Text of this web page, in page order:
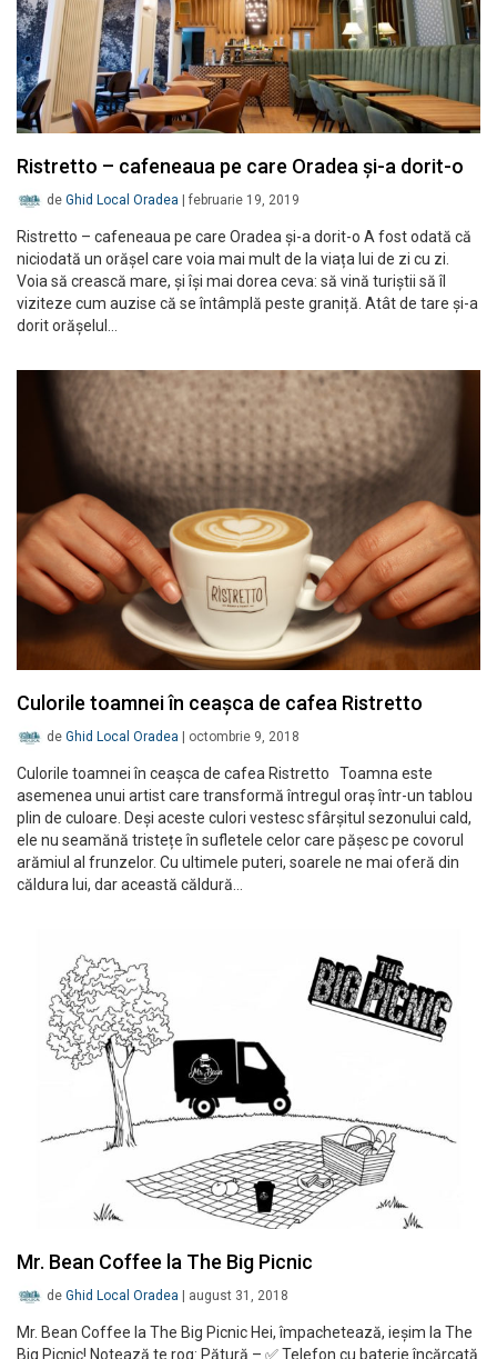
Ristretto – cafeneaua pe care Oradea şi-a dorit-o
de Ghid Local Oradea februarie 19, 2019
Ristretto – cafeneaua pe care Oradea şi-a dorit-o A fost odată că
niciodată un orășel care voia mai mult de la viața lui de zi cu zi.
Voia să crească mare, și își mai dorea ceva: să vină turiștii să îl
viziteze cum auzise că se întâmplă peste graniță. Atât de tare și-a
dorit orășelul…
Culorile toamnei în ceașca de cafea Ristretto
de Ghid Local Oradea octombrie 9, 2018
Culorile toamnei în ceașca de cafea Ristretto Toamna este
asemenea unui artist care transformă întregul oraș într-un tablou
plin de culoare. Deși aceste culori vestesc sfârșitul sezonului cald,
ele nu seamănă tristețe în sufletele celor care pășesc pe covorul
arămiul al frunzelor. Cu ultimele puteri, soarele ne mai oferă din
căldura lui, dar această căldură…
Mr. Bean Coffee la The Big Picnic
de Ghid Local Oradea august 31, 2018
Mr. Bean Coffee la The Big Picnic Hei, împachetează, ieșim la The
Big Picnic! Notează te rog: Pătură – ✅ Telefon cu baterie încărcată